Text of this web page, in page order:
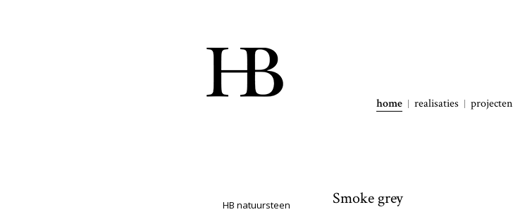
home realisaties projecten
HB natuursteen Smoke grey